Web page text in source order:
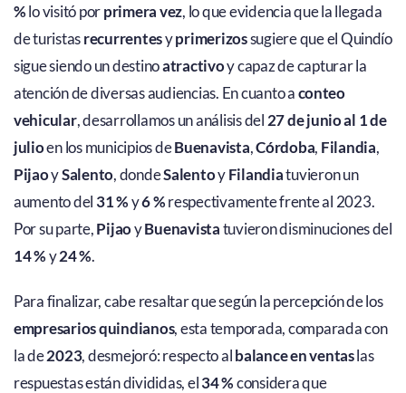
%lo visitó porprimera vez, lo que evidencia que la llegada
de turistasrecurrentesyprimerizossugiere que el Quindío
sigue siendo un destinoatractivoy capaz de capturar la
atención de diversas audiencias. En cuanto aconteo
vehicular, desarrollamos un análisis del 27 de junio al 1 de
julioen los municipios deBuenavista,Córdoba, Filandia,
PijaoySalento, dondeSalentoyFilandiatuvieron un
aumento del 31 %y6 %respectivamente frente al 2023.
Por su parte,PijaoyBuenavistatuvieron disminuciones del
14 %y24 %.
Para finalizar, cabe resaltar que según la percepción de los
empresarios quindianos, esta temporada, comparada con
la de2023, desmejoró: respecto albalance en ventaslas
respuestas están divididas, el34 %considera que